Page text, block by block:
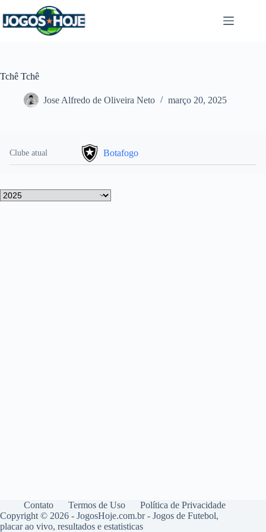
para
o
Tchê Tchê
Jose Alfredo de Oliveira Neto março 20, 2025
Clube atual Botafogo
Contato Termos de Uso
Política de Privacidade
Copyright © 2026 - JogosHoje.com.br - Jogos de Futebol,
placar ao vivo, resultados e estatisticas